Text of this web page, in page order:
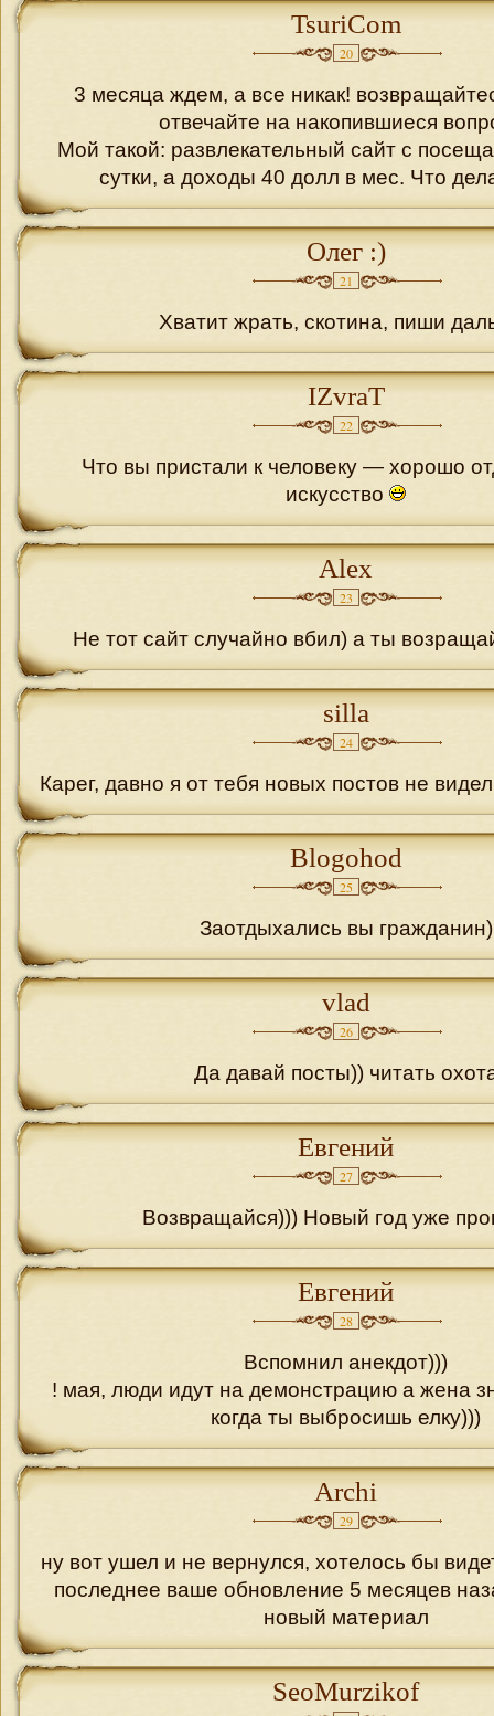
TsuriCom
20
3 месяца ждем, а все никак!
отвечайте на накопившиеся
Мой такой: развлекательный сайт с
сутки, а доходы 40 долл в мес. Что
Олег :)
21
Хватит жрать, скотина, пиши
IZvraT
22
Что вы пристали к человеку — хорошо
искусство
Alex
23
Не тот сайт случайно вбил) а ты
silla
24
Карег, давно я от тебя новых постов не
Blogohod
25
Заотдыхались вы гражданин)
vlad
26
Да давай посты)) читать
Евгений
27
Возвращайся))) Новый год уже
Евгений
28
Вспомнил анекдот)))
! мая, люди идут на демонстрацию а жена
когда ты выбросишь елку)))
Archi
29
ну вот ушел и не вернулся, хотелось бы
последнее ваше обновление 5 месяцев
новый материал
SeoMurzikof